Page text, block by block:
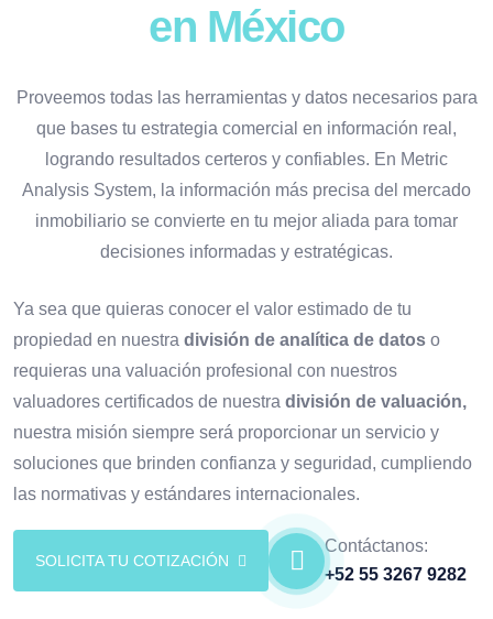
en México
Proveemos todas las herramientas y datos necesarios para
que bases tu estrategia comercial en información real,
logrando resultados certeros y confiables. En Metric
Analysis System, la información más precisa del mercado
inmobiliario se convierte en tu mejor aliada para tomar
decisiones informadas y estratégicas.
Ya sea que quieras conocer el valor estimado de tu
propiedad en nuestra división de analítica de datos o
requieras una valuación profesional con nuestros
valuadores certificados de nuestra división de valuación,
nuestra misión siempre será proporcionar un servicio y
soluciones que brinden confianza y seguridad, cumpliendo
las normativas y estándares internacionales.
SOLICITA TU COTIZACIÓN
Contáctanos:
+52 55 3267 9282